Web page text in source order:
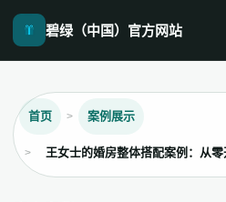
碧绿（中国）官方网站
首页 案例展示
王女士的婚房整体搭配案例：从